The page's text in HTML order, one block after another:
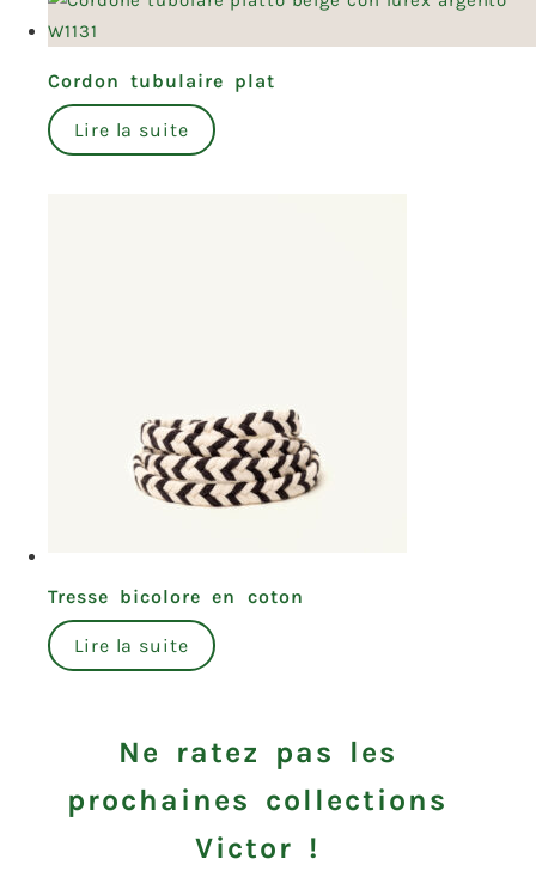
Cordon tubulaire plat
Lire la suite
Tresse bicolore en coton
Lire la suite
Ne ratez pas les
prochaines collections
Victor !